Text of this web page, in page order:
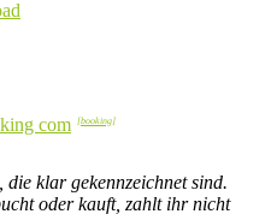
klar gekennzeichnet sind.
oder kauft, zahlt ihr nicht